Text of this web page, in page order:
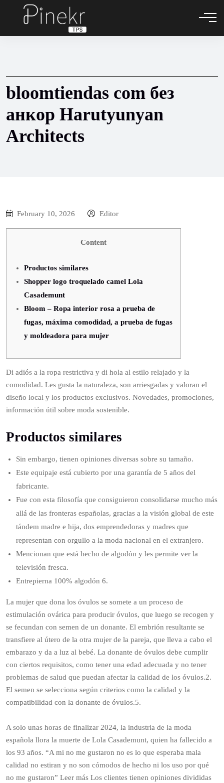
bloomtiendas com без
анкор Harutyunyan
Architects
February 10, 2026 Editor
Content
Productos similares
Shopper logo troquelado camel Lola
Casademunt
Bloom – Ropa interior rosa a prueba de
fugas, máxima comodidad, a prueba de fugas
y moldeadora para mujer
Di adiós a la ropa restrictiva y di hola al estilo relajado y la
comodidad. Les gusta la naturaleza, son arriesgadas y valoran el
diseño local y los productos exclusivos. Novedades, promociones,
información útil sobre moda sostenible.
Productos similares
Sin embargo, tienen opiniones diversas sobre su tamaño.
Este equipaje está cubierto por una garantía de 5 años del
fabricante.
Fue con esta filosofía que consiguieron consolidarse mucho más
allá de las fronteras españolas, gracias a la visión global de este
tándem madre e hija, dos emprendedoras y madres que
representan con orgullo a la moda nacional en el extranjero.
Mencionan que está hecho de algodón y les permite ver la
televisión fresca.
Entrepierna 100% algodón 6.
La mujer que dona los óvulos se somete a un proceso de
estimulación ovárica para producir óvulos, que luego se recogen y
se fecundan con semen de un donante. El embrión resultante se
transfiere al útero de la otra mujer de la pareja, que lleva a cabo el
embarazo y da a luz al bebé. La donante de óvulos debe cumplir
con ciertos requisitos, como tener una edad adecuada y no tener
problemas de salud que puedan afectar la calidad de los óvulos.2.
El semen se selecciona según criterios como la calidad y la
compatibilidad con la donante de óvulos.5.
A solo unas horas de finalizar 2024, la industria de la moda
española llora la muerte de Lola Casademunt, quien ha fallecido a
los 93 años. “A mi no me gustaron no es lo que esperaba mala
calidad no estiran y no son cómodos de hecho ni los uso por qué
no me gustaron” Leer más Los clientes tienen opiniones divididas